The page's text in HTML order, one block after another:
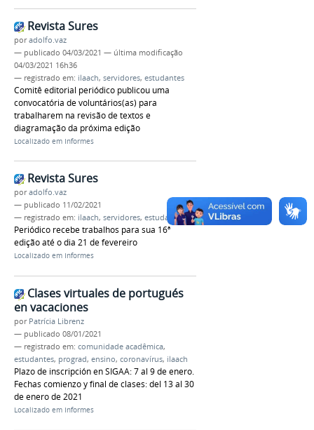
Revista Sures
poradolfo.vaz
— publicado 04/03/2021 — última modificação
04/03/2021 16h36
— registrado em: ilaach, servidores, estudantes
Comitê editorial periódico publicou uma
convocatória de voluntários(as) para
trabalharem na revisão de textos e
diagramação da próxima edição
Localizado em Informes
Revista Sures
poradolfo.vaz
— publicado 11/02/2021
— registrado em: ilaach, servidores, estudantes
Periódico recebe trabalhos para sua 16ª
edição até o dia 21 de fevereiro
Localizado em Informes
Clases virtuales de portugués
en vacaciones
por Patrícia Librenz
— publicado 08/01/2021
— registrado em: comunidade acadêmica,
estudantes, prograd, ensino, coronavírus, ilaach
Plazo de inscripción en SIGAA: 7 al 9 de enero.
Fechas comienzo y final de clases: del 13 al 30
de enero de 2021
Localizado em Informes